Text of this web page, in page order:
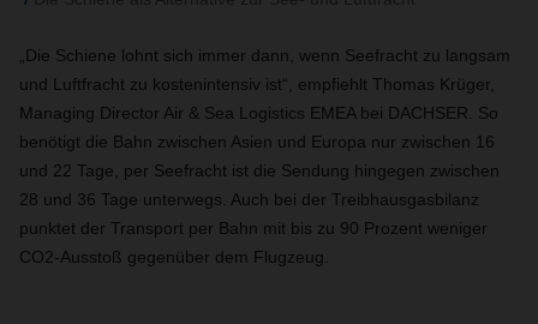
„Die Schiene lohnt sich immer dann, wenn Seefracht zu langsam
und Luftfracht zu kostenintensiv ist“, empfiehlt Thomas Krüger,
Managing Director Air & Sea Logistics EMEA bei DACHSER. So
benötigt die Bahn zwischen Asien und Europa nur zwischen 16
und 22 Tage, per Seefracht ist die Sendung hingegen zwischen
28 und 36 Tage unterwegs. Auch bei der Treibhausgasbilanz
punktet der Transport per Bahn mit bis zu 90 Prozent weniger
CO2-Ausstoß gegenüber dem Flugzeug.